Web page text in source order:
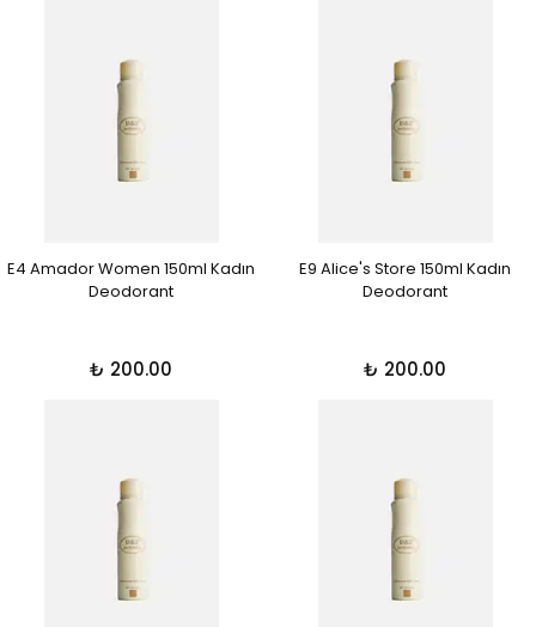
E4 Amador Women 150ml Kadın
Deodorant
₺ 200.00
E9 Alice's Store 150ml Kadın
Deodorant
₺ 200.00